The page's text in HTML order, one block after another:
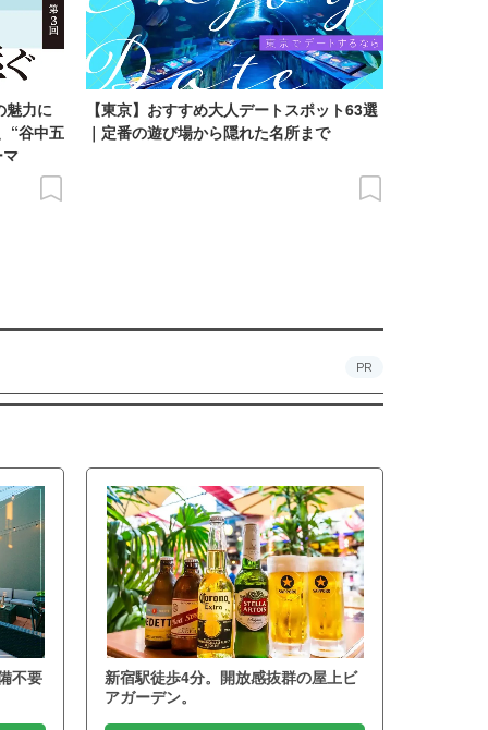
魅力に
“谷中五
【東京】おすすめ大人デートスポット63選
｜定番の遊び場から隠れた名所まで
PR
不要
新宿駅徒歩4分。開放感抜群の屋上ビ
アガーデン。